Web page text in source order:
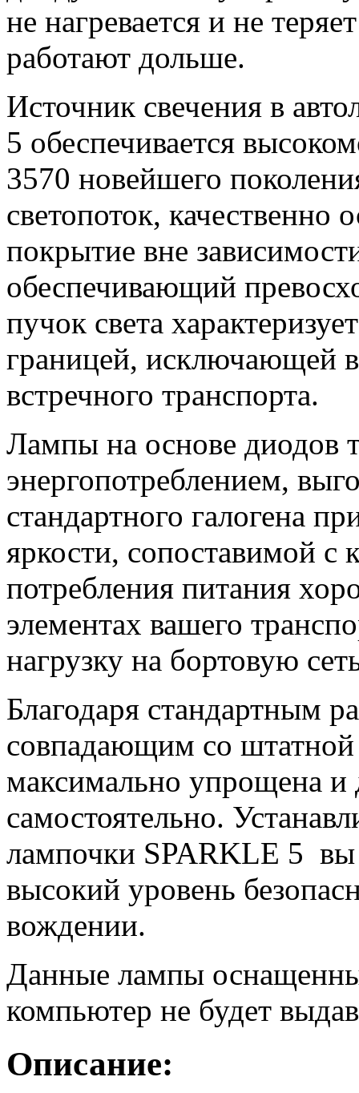
не нагревается и не
работают дольше.
Источник свечения в
5 обеспечивается
3570 новейшего
светопоток,
покрытие вне
обеспечивающий
пучок света
границей, исключающей
встречного транспорта.
Лампы на основе диодов
энергопотреблением,
стандартного галогена
яркости, сопоставимой
потребления питания
элементах вашего
нагрузку на бортовую
Благодаря стандартным
совпадающим со штатной
максимально упрощена и
самостоятельно.
лампочки SPARKLE 5 вы
высокий уровень
вождении.
Данные лампы
компьютер не будет
Описание: